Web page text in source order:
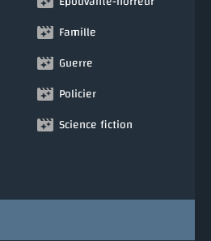
Famille
Guerre
Policier
Science fiction